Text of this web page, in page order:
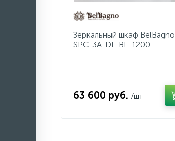
Зеркальный шкаф BelBagno
SPC-3A-DL-BL-1200
63 600 руб. /шт